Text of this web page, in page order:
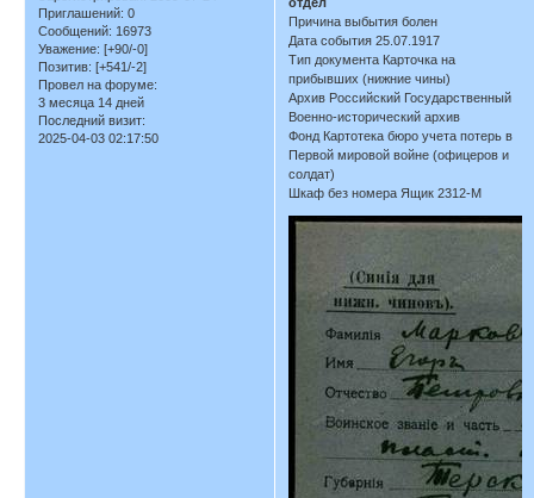
Приглашений: 0
Сообщений: 16973
Уважение: [+90/-0]
Позитив: [+541/-2]
Провел на форуме:
3 месяца 14 дней
Последний визит:
2025-04-03 02:17:50
Причина выбытия болен
Дата события 25.07.1917
Тип документа Карточка на
прибывших (нижние чины)
Архив Российский Государственный
Военно-исторический архив
Фонд Картотека бюро учета потерь в
Первой мировой войне (офицеров и
солдат)
Шкаф без номера Ящик 2312-М